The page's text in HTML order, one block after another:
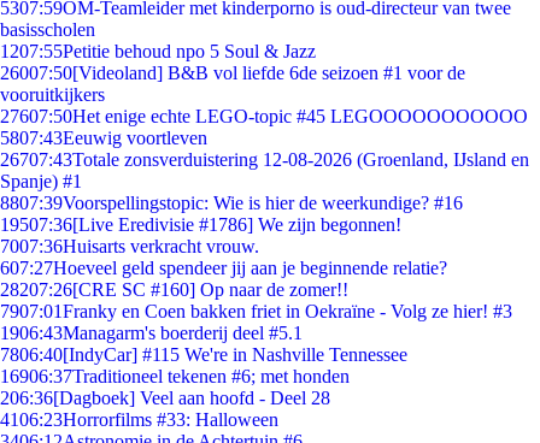
5307:59OM-Teamleider met kinderporno is oud-directeur van twee
basisscholen
1207:55Petitie behoud npo 5 Soul & Jazz
26007:50[Videoland] B&B vol liefde 6de seizoen #1 voor de
vooruitkijkers
27607:50Het enige echte LEGO-topic #45 LEGOOOOOOOOOOO
5807:43Eeuwig voortleven
26707:43Totale zonsverduistering 12-08-2026 (Groenland, IJsland en
Spanje) #1
8807:39Voorspellingstopic: Wie is hier de weerkundige? #16
19507:36[Live Eredivisie #1786] We zijn begonnen!
7007:36Huisarts verkracht vrouw.
607:27Hoeveel geld spendeer jij aan je beginnende relatie?
28207:26[CRE SC #160] Op naar de zomer!!
7907:01Franky en Coen bakken friet in Oekraïne - Volg ze hier! #3
1906:43Managarm's boerderij deel #5.1
7806:40[IndyCar] #115 We're in Nashville Tennessee
16906:37Traditioneel tekenen #6; met honden
206:36[Dagboek] Veel aan hoofd - Deel 28
4106:23Horrorfilms #33: Halloween